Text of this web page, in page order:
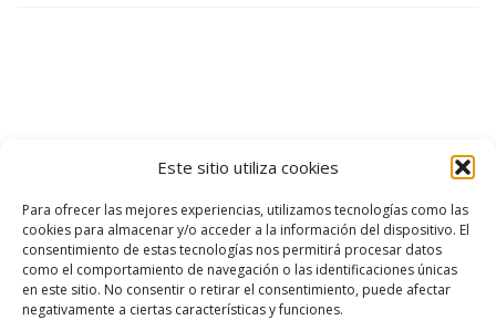
Este sitio utiliza cookies
Para ofrecer las mejores experiencias, utilizamos tecnologías como las
cookies para almacenar y/o acceder a la información del dispositivo. El
consentimiento de estas tecnologías nos permitirá procesar datos
como el comportamiento de navegación o las identificaciones únicas
en este sitio. No consentir o retirar el consentimiento, puede afectar
negativamente a ciertas características y funciones.